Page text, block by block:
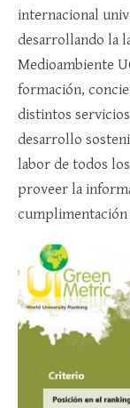
internacional
desarrollando la
Medioambiente
formación,
distintos
desarrollo
labor de todos
proveer la